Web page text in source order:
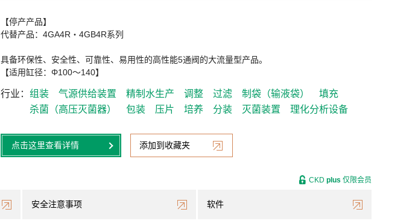
【停产产品】
代替产品：4GA4R・4GB4R系列
具备环保性、安全性、可靠性、易用性的高性能5通阀的大流量型产品。
【适用缸径：Φ100～140】
行业 组装 气源供给装置 精制水生产 调整 过滤 制袋（输液袋）
填充
杀菌（高压灭菌器）
包装 压片 培养 分装 灭菌装置 理化分析设备
点击这里查看详情 添加到收藏夹
安全注意事项 软件
CKD plus 仅限会员